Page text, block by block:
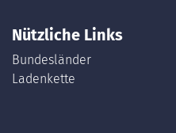
Nützliche Links
Bundesländer
Ladenkette